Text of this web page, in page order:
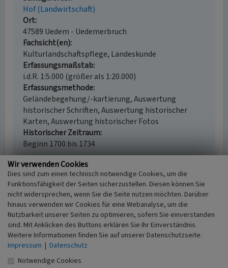
Hof (Landwirtschaft)
Ort
47589 Uedem - Uedemerbruch
Fachsicht(en)
Kulturlandschaftspflege, Landeskunde
Erfassungsmaßstab
i.d.R. 1:5.000 (größer als 1:20.000)
Erfassungsmethode
Geländebegehung/-kartierung, Auswertung
historischer Schriften, Auswertung historischer
Karten, Auswertung historischer Fotos
Historischer Zeitraum
Beginn 1700 bis 1734
Empfohlene Zitierweise
Urheberrechtlicher Hinweis
Der hier präsentierte Inhalt ist urheberrechtlich
geschützt. Die angezeigten Medien unterliegen
möglicherweise zusätzlichen urheberrechtlichen
Bedingungen, die an diesen ausgewiesen sind.
Empfohlene Zitierweise
Wir verwenden Cookies
Dies sind zum einen technisch notwendige Cookies, um die
Funktionsfähigkeit der Seiten sicherzustellen. Diesen können Sie
nicht widersprechen, wenn Sie die Seite nutzen möchten. Darüber
hinaus verwenden wir Cookies für eine Webanalyse, um die
Nutzbarkeit unserer Seiten zu optimieren, sofern Sie einverstanden
sind. Mit Anklicken des Buttons erklären Sie Ihr Einverständnis.
Weitere Informationen finden Sie auf unserer Datenschutzseite.
Impressum | Datenschutz
Notwendige Cookies